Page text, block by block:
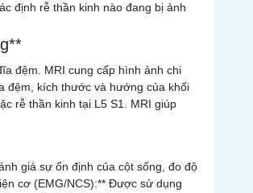
định rễ thần kinh nào đang bị ảnh
đệm. MRI cung cấp hình ảnh chi
đệm, kích thước và hướng của khối
rễ thần kinh tại L5 S1. MRI giúp
giá sự ổn định của cột sống, đo độ
cơ (EMG/NCS):** Được sử dụng